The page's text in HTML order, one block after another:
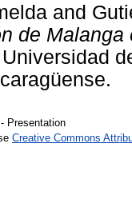
and
de
- Presentation
Creative Commons